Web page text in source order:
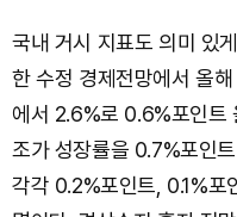
국내 거시 지표도 의미 있
한 수정 경제전망에서 올
에서 2.6%로 0.6%포인트
조가 성장률을 0.7%포인
각각 0.2%포인트, 0.1%포